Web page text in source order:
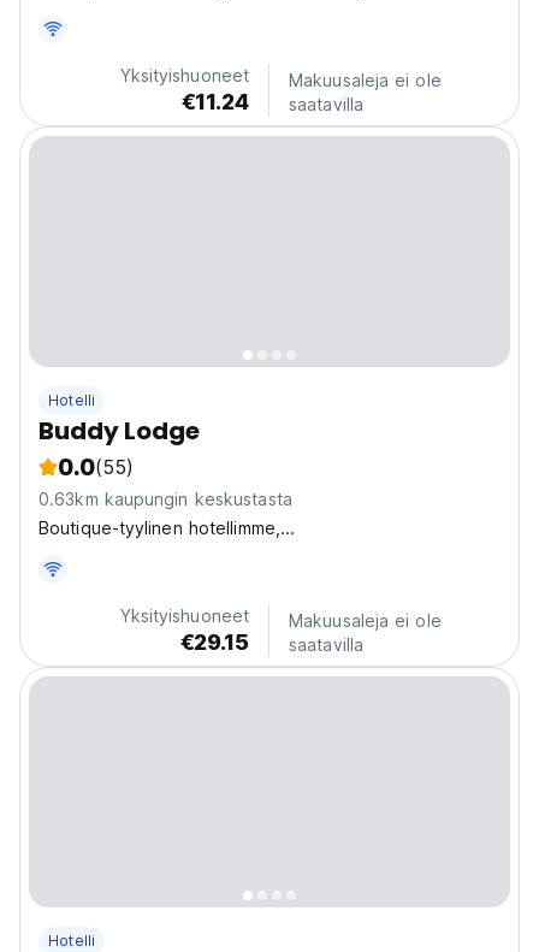
room includes a work desk, minibar, and free WiFi
throughout the property. Dining and Leisure:...
Yksityishuoneet
€11.24
Makuusaleja ei ole
saatavilla
Hotelli
Buddy Lodge
0.0(55)
0.63km kaupungin keskustasta
Boutique-tyylinen hotellimme,...
Yksityishuoneet
€29.15
Makuusaleja ei ole
saatavilla
Hotelli